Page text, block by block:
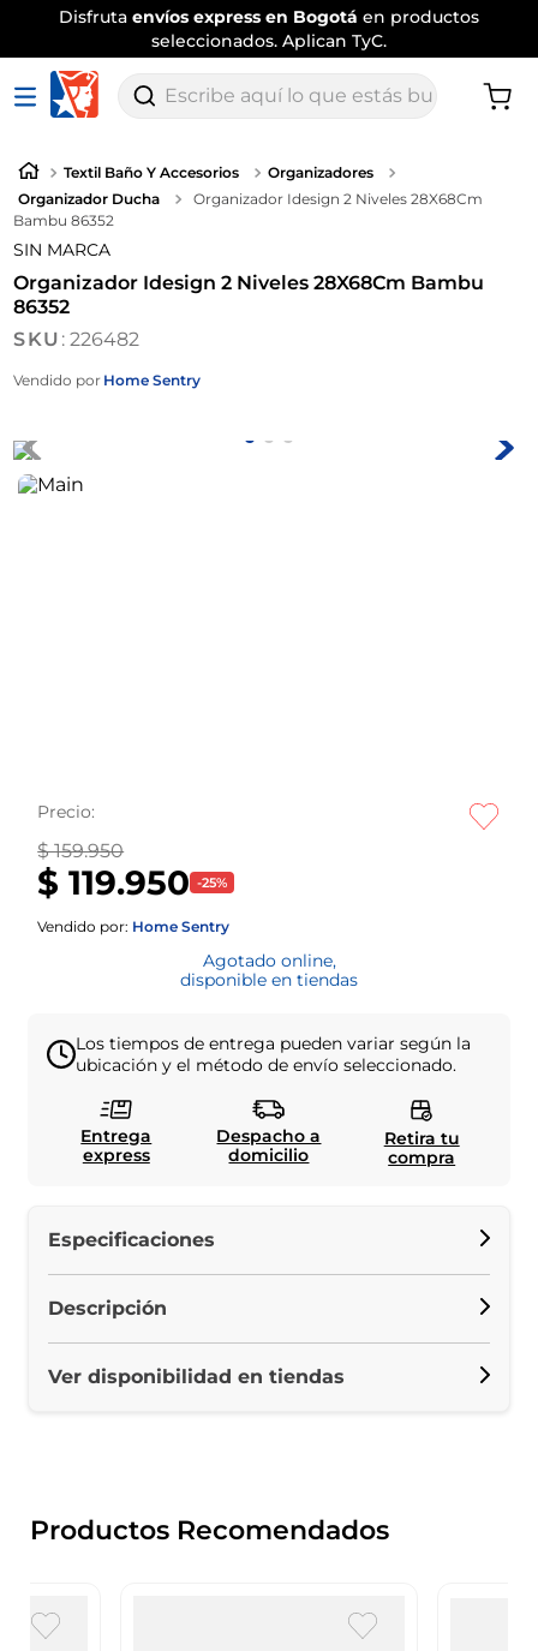
Disfruta envíos express en Bogotá en productos
seleccionados. Aplican TyC.
Escribe aquí lo que estás buscando
Textil Baño Y Accesorios
Organizadores
Organizador Ducha
Organizador Idesign 2 Niveles 28X68Cm
Bambu 86352
SIN MARCA
Organizador Idesign 2 Niveles 28X68Cm Bambu
86352
:226482
Vendido por Home Sentry
Precio:
$ 159.950
$ 119.950 -25%
Vendido por: Home Sentry
Agotado online,
disponible en tiendas
Los tiempos de entrega pueden variar según la
ubicación y el método de envío seleccionado.
Entrega
express
Despacho a
domicilio
Retira tu
compra
Especificaciones
Descripción
Ver disponibilidad en tiendas
Productos Recomendados